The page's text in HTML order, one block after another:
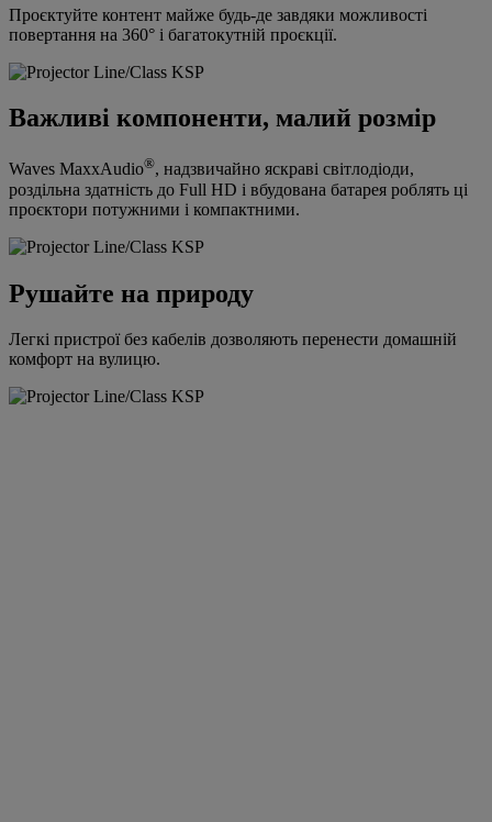
Проєктуйте контент майже будь-де завдяки можливості
повертання на 360° і багатокутній проєкції.
Важливі компоненти, малий розмір
Waves MaxxAudio®, надзвичайно яскраві світлодіоди,
роздільна здатність до Full HD і вбудована батарея роблять ці
проєктори потужними і компактними.
Рушайте на природу
Легкі пристрої без кабелів дозволяють перенести домашній
комфорт на вулицю.